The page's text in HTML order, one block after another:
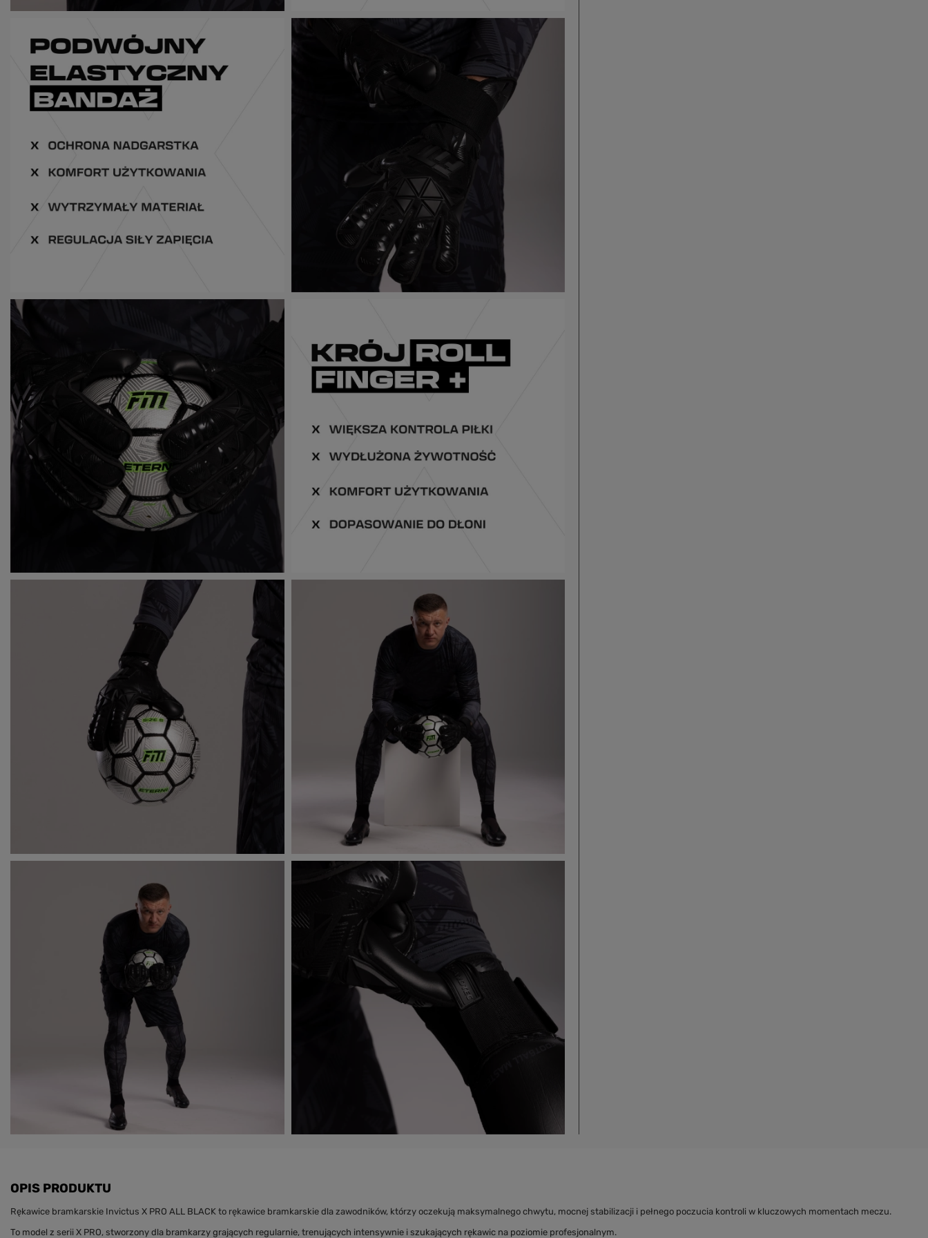
OPIS PRODUKTU
Rękawice bramkarskie Invictus X PRO ALL BLACK to rękawice bramkarskie dla zawodników, którzy oczekują maksymalnego chwytu, mocnej stabilizacji i pełnego poczucia kontroli w kluczowych momentach meczu.
To model z serii X PRO, stworzony dla bramkarzy grających regularnie, trenujących intensywnie i szukających rękawic na poziomie profesjonalnym.